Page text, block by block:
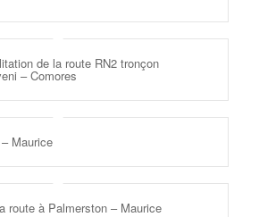
de la route RN2 tronçon
– Comores
Maurice
route à Palmerston – Maurice